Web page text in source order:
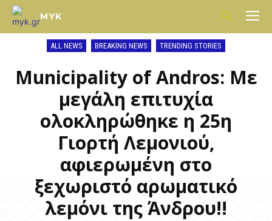
MYK
ALL NEWS BREAKING NEWS TRENDING STORIES
Municipality of Andros: Με
μεγάλη επιτυχία
ολοκληρώθηκε η 25η
Γιορτή Λεμονιού,
αφιερωμένη στο
ξεχωριστό αρωματικό
λεμόνι της Άνδρου!!